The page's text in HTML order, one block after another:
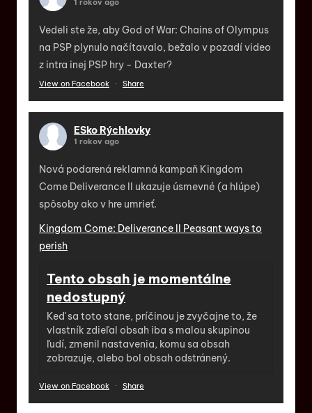
Vedeli ste že, aby God of War: Chains of Olympus
na PSP plynulo načítavalo, bežalo v pozadí video
z intra inej PSP hry - Daxter?
View on Facebook · Share
ESko Rýchlovky
1 rokov ago
Nová podarená reklamná kampaň Kingdom
Come Deliverance II ukazuje úsmevné (a hlúpe)
spôsoby ako v hre umrieť.
Kingdom Come: Deliverance II Peasant ways to
perish
Tento obsah je momentálne
nedostupný
Keď sa toto stane, príčinou je zvyčajne to, že
vlastník zdieľal obsah iba s malou skupinou
ľudí, zmenil nastavenia, komu sa obsah
zobrazuje, alebo bol obsah odstránený.
View on Facebook · Share